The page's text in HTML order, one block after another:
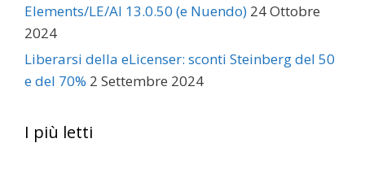
Elements/LE/AI 13.0.50 (e Nuendo) 24 Ottobre
2024
Liberarsi della eLicenser: sconti Steinberg del 50
e del 70% 2 Settembre 2024
I più letti